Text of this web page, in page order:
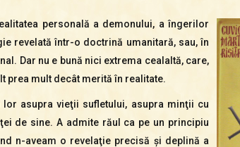
personală a demonului, a îngerilor
revelată într-o doctrină umanitară, sau, în
Dar nu e bună nici extrema cealaltă, care,
prea mult decât merită în realitate.
asupra vieţii sufletului, asupra minţii cu
de sine. A admite răul ca pe un principiu
n-aveam o revelaţie precisă şi deplină a